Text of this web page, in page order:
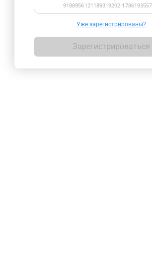
Уже зарегистрированы?
Зарегистрироваться